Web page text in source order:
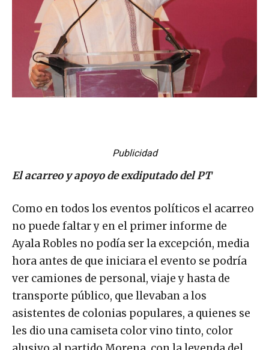
Publicidad
El acarreo y apoyo de exdiputado del PT
Como en todos los eventos políticos el acarreo
no puede faltar y en el primer informe de
Ayala Robles no podía ser la excepción, media
hora antes de que iniciara el evento se podría
ver camiones de personal, viaje y hasta de
transporte público, que llevaban a los
asistentes de colonias populares, a quienes se
les dio una camiseta color vino tinto, color